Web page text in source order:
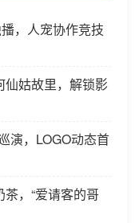
，人宠协作竞技
仙姑故里，解锁影
演，LOGO动态首
，“爱请客的哥